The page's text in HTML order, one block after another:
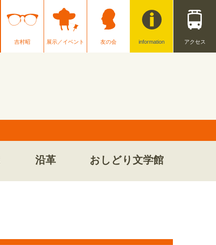
吉村昭 展示／イベント 友の会 information アクセス
沿革 おしどり文学館